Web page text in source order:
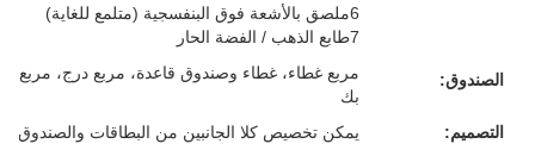
6ملصق بالأشعة فوق البنفسجية (متلمع للغاية)
7طابع الذهب / الفضة الحار
الصندوق:
مربع غطاء، غطاء وصندوق قاعدة، مربع درج،
بك
التصميم:
يمكن تخصيص كلا الجانبين من البطاقات والصندوق